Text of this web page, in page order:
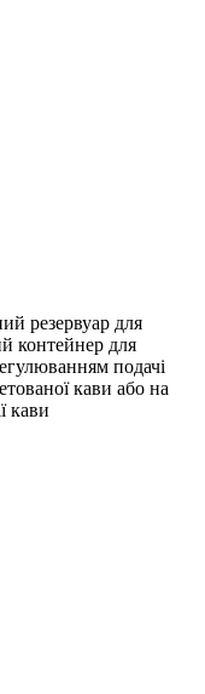
резервуар для
контейнер для
подачі
кави або на
кави